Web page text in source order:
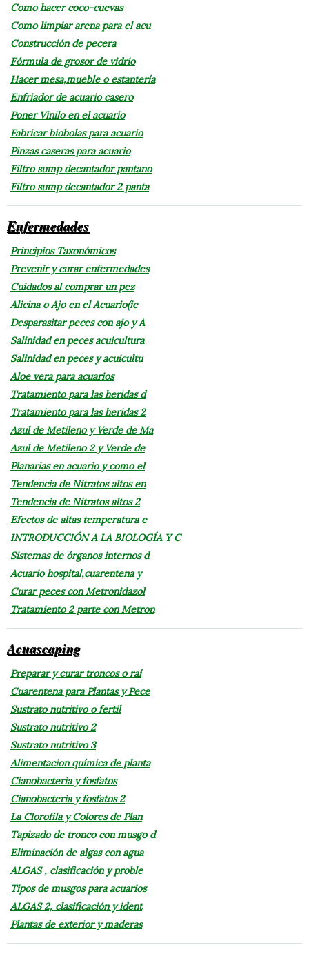
Como hacer coco-cuevas
Como limpiar arena para el acu
Construcción de pecera
Fórmula de grosor de vidrio
Hacer mesa,mueble o estantería
Enfriador de acuario casero
Poner Vinilo en el acuario
Fabricar biobolas para acuario
Pinzas caseras para acuario
Filtro sump decantador pantano
Filtro sump decantador 2 panta
Enfermedades
Principios Taxonómicos
Prevenir y curar enfermedades
Cuidados al comprar un pez
Alicina o Ajo en el Acuario(ic
Desparasitar peces con ajo y A
Salinidad en peces acuicultura
Salinidad en peces y acuicultu
Aloe vera para acuarios
Tratamiento para las heridas d
Tratamiento para las heridas 2
Azul de Metileno y Verde de Ma
Azul de Metileno 2 y Verde de
Planarias en acuario y como el
Tendencia de Nitratos altos en
Tendencia de Nitratos altos 2
Efectos de altas temperatura e
INTRODUCCIÓN A LA BIOLOGÍA Y C
Sistemas de órganos internos d
Acuario hospital,cuarentena y
Curar peces con Metronidazol
Tratamiento 2 parte con Metron
Acuascaping
Preparar y curar troncos o raí
Cuarentena para Plantas y Pece
Sustrato nutritivo o fertil
Sustrato nutritivo 2
Sustrato nutritivo 3
Alimentacion química de planta
Cianobacteria y fosfatos
Cianobacteria y fosfatos 2
La Clorofila y Colores de Plan
Tapizado de tronco con musgo d
Eliminación de algas con agua
ALGAS , clasificación y proble
Tipos de musgos para acuarios
ALGAS 2, clasificación y ident
Plantas de exterior y maderas